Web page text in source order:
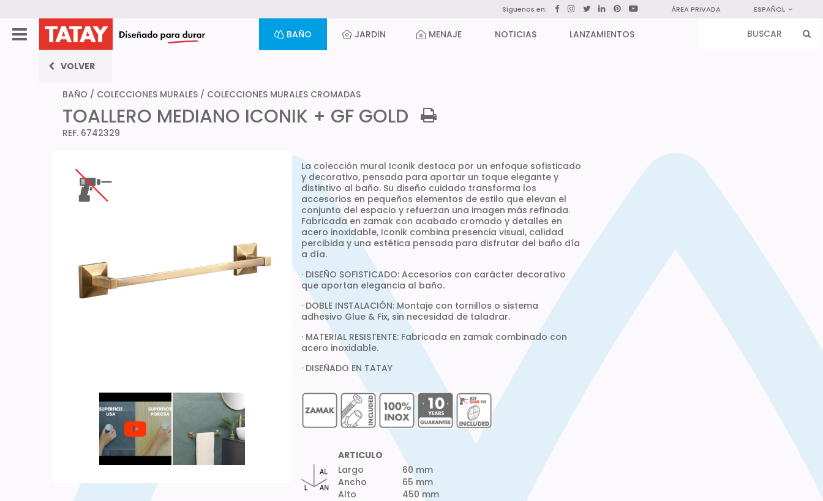
Síguenos en: ÁREA PRIVADA ESPAÑOL
BAÑO JARDIN MENAJE NOTICIAS LANZAMIENTOS
VOLVER
BAÑO / COLECCIONES MURALES / COLECCIONES MURALES CROMADAS
TOALLERO MEDIANO ICONIK + GF GOLD
REF. 6742329
La colección mural Iconik destaca por un enfoque sofisticado
y decorativo, pensada para aportar un toque elegante y
distintivo al baño. Su diseño cuidado transforma los
accesorios en pequeños elementos de estilo que elevan el
conjunto del espacio y refuerzan una imagen más refinada.
Fabricada en zamak con acabado cromado y detalles en
acero inoxidable, Iconik combina presencia visual, calidad
percibida y una estética pensada para disfrutar del baño día
a día.
· DISEÑO SOFISTICADO: Accesorios con carácter decorativo
que aportan elegancia al baño.
· DOBLE INSTALACIÓN: Montaje con tornillos o sistema
adhesivo Glue & Fix, sin necesidad de taladrar.
· MATERIAL RESISTENTE: Fabricada en zamak combinado con
acero inoxidable.
· DISEÑADO EN TATAY
ARTICULO
Largo
Ancho
Alto
60 mm
65 mm
450 mm